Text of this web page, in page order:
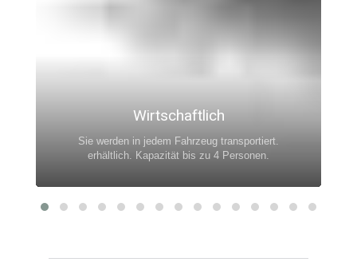
Wirtschaftlich
Sie werden in jedem Fahrzeug transportiert.
erhältlich. Kapazität bis zu 4 Personen.